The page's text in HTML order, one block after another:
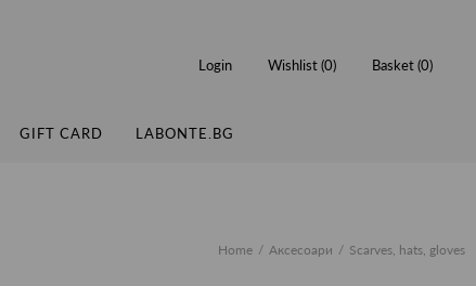
GIFT CARD LABONTE.BG
Login Wishlist (0) Basket (0)
Home Аксесоари Scarves, hats, gloves